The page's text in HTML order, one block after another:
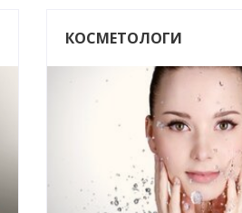
КОСМЕТОЛОГИ